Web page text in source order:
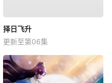
择日飞升
更新至第06集